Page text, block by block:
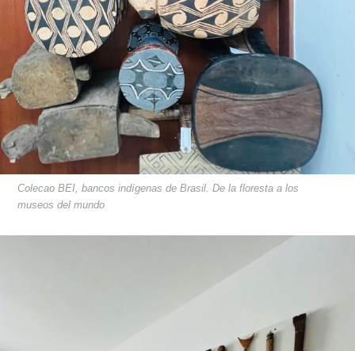
Colecao BEI, bancos indígenas de Brasil. De la floresta a los
museos del mundo